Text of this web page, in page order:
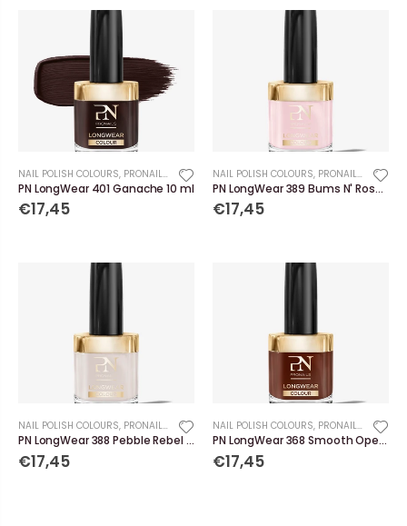
NAIL POLISH COLOURS, PRONAILS
PN LongWear 401 Ganache 10 ml
€17,45
NAIL POLISH COLOURS, PRONAILS
PN LongWear 389 Bums N' Roses 10 ml
€17,45
NAIL POLISH COLOURS, PRONAILS
PN LongWear 388 Pebble Rebel 10 ml
€17,45
NAIL POLISH COLOURS, PRONAILS
PN LongWear 368 Smooth Operator 10 ml
€17,45